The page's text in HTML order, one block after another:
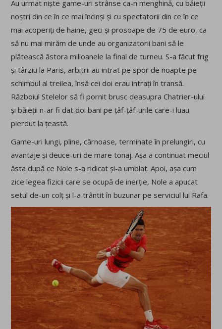
Au urmat niște game-uri strânse ca-n menghină, cu băieții
noștri din ce în ce mai încinși și cu spectatorii din ce în ce
mai acoperiți de haine, geci și prosoape de 75 de euro, ca
să nu mai mirăm de unde au organizatorii bani să le
plătească ăstora milioanele la final de turneu. S-a făcut frig
și târziu la Paris, arbitrii au intrat pe spor de noapte pe
schimbul al treilea, însă cei doi erau intrați în transă.
Războiul Stelelor să fi pornit brusc deasupra Chatrier-ului
și băieții n-ar fi dat doi bani pe țâf-țâf-urile care-i luau
pierdut la țeastă.
Game-uri lungi, pline, cărnoase, terminate în prelungiri, cu
avantaje și deuce-uri de mare tonaj. Așa a continuat meciul
ăsta după ce Nole s-a ridicat și-a umblat. Apoi, așa cum
zice legea fizicii care se ocupă de inerție, Nole a apucat
setul de-un colț și l-a trântit în buzunar pe serviciul lui Rafa.